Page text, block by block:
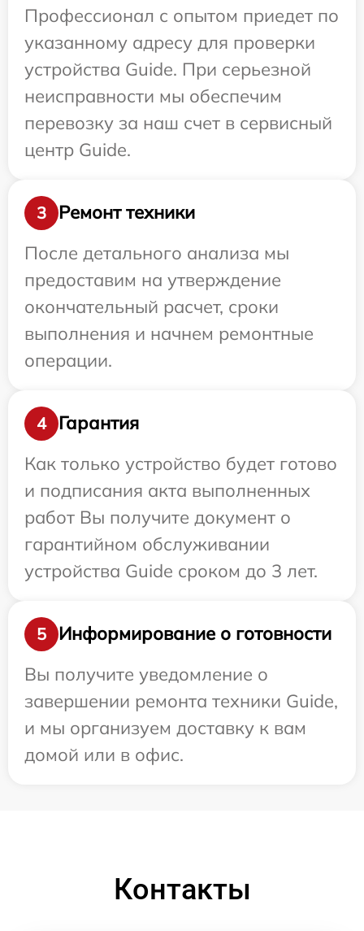
Профессионал с опытом приедет по
указанному адресу для проверки
устройства Guide. При серьезной
неисправности мы обеспечим
перевозку за наш счет в сервисный
центр Guide.
3
Ремонт техники
После детального анализа мы
предоставим на утверждение
окончательный расчет, сроки
выполнения и начнем ремонтные
операции.
4
Гарантия
Как только устройство будет готово
и подписания акта выполненных
работ Вы получите документ о
гарантийном обслуживании
устройства Guide сроком до 3 лет.
5
Информирование о готовности
Вы получите уведомление о
завершении ремонта техники Guide,
и мы организуем доставку к вам
домой или в офис.
Контакты